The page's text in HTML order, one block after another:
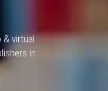
& virtual
in